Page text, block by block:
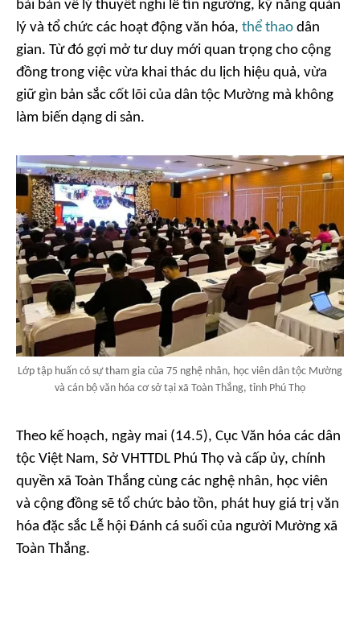
bài bản về lý thuyết nghi lễ tín ngưỡng, kỹ năng quản
lý và tổ chức các hoạt động văn hóa, thể thao dân
gian. Từ đó gợi mở tư duy mới quan trọng cho cộng
đồng trong việc vừa khai thác du lịch hiệu quả, vừa
giữ gìn bản sắc cốt lõi của dân tộc Mường mà không
làm biến dạng di sản.
Lớp tập huấn có sự tham gia của 75 nghệ nhân, học viên dân tộc Mường
và cán bộ văn hóa cơ sở tại xã Toàn Thắng, tỉnh Phú Thọ
Theo kế hoạch, ngày mai (14.5), Cục Văn hóa các dân
tộc Việt Nam, Sở VHTTDL Phú Thọ và cấp ủy, chính
quyền xã Toàn Thắng cùng các nghệ nhân, học viên
và cộng đồng sẽ tổ chức bảo tồn, phát huy giá trị văn
hóa đặc sắc Lễ hội Đánh cá suối của người Mường xã
Toàn Thắng.